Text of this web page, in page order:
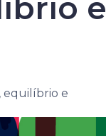
equilíbrio e